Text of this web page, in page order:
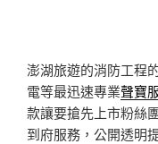
澎湖旅遊的消防工程
電等最迅速專業聲寶
款讓要搶先上市粉絲
到府服務，公開透明